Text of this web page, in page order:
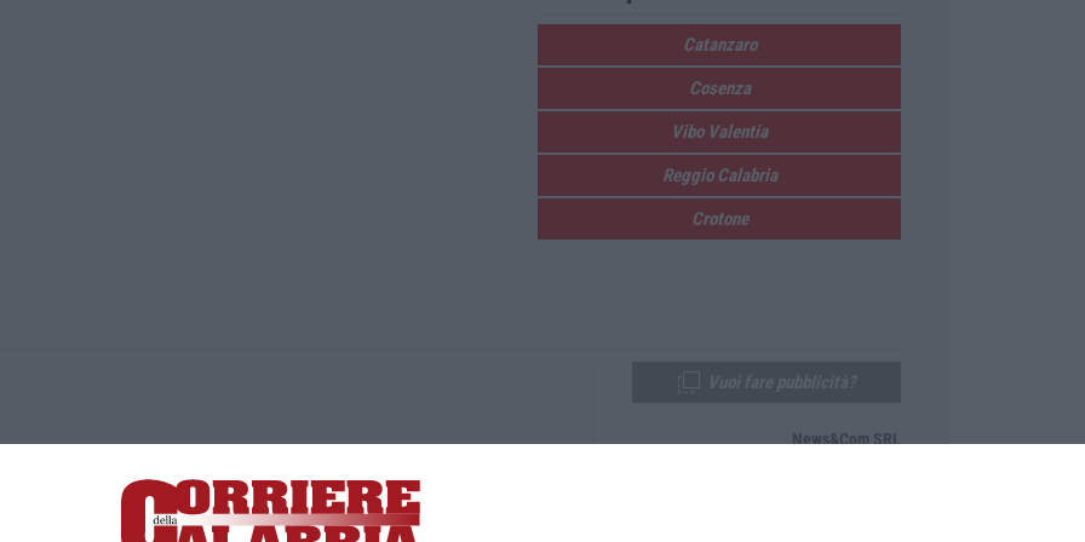
Catanzaro
Cosenza
Vibo Valentia
Reggio Calabria
Crotone
Lamezia Terme (CZ)
responsabile Paola Militano |Privacy
News&Com SRL